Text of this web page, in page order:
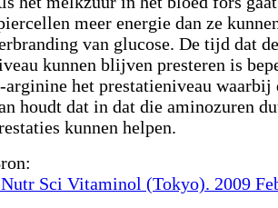
meer energie dan ze
van glucose. De tijd dat
kunnen blijven presteren is
arginine het prestatieniveau waarbij
houdt dat in dat die aminozuren
kunnen helpen.
Sci Vitaminol (Tokyo). 2009